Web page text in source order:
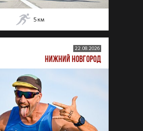
5 км
22.08.2026
НИЖНИЙ НОВГОРОД